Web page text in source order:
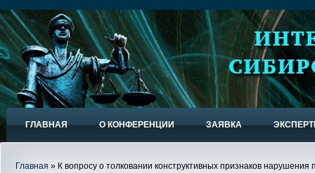
ГЛАВНАЯ О КОНФЕРЕНЦИИ ЗАЯВКА
Главная » К вопросу о толковании конструктивных признаков